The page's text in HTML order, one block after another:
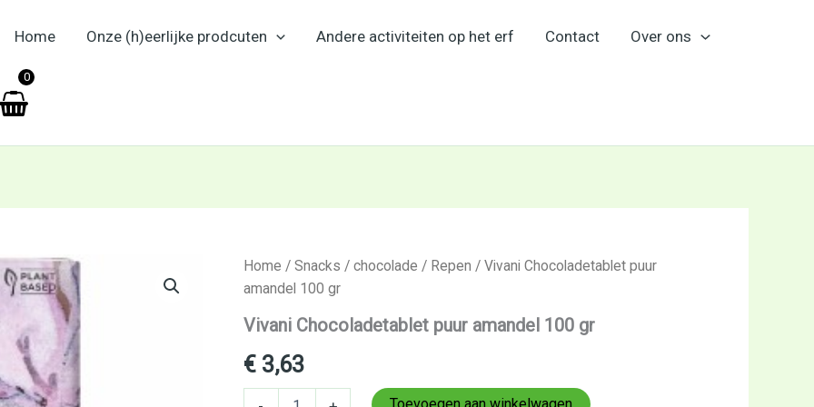
Home Onze (h)eerlijke prodcuten Andere activiteiten op het erf Contact Over ons
0
Home / Snacks / chocolade / Repen / Vivani Chocoladetablet puur
amandel 100 gr
Vivani Chocoladetablet puur amandel 100 gr
€3,63
Vivani
Chocoladetablet
amandel
100
gr
aantal